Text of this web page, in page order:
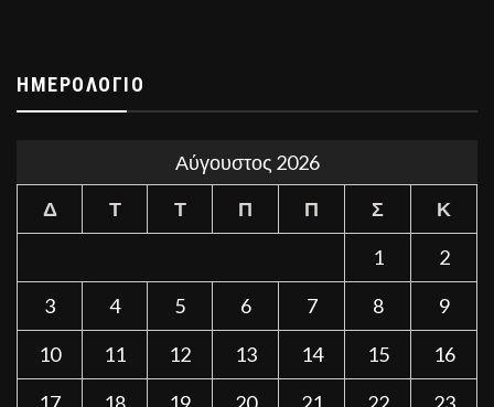
ΗΜΕΡΟΛΌΓΙΟ
Αύγουστος 2026
Δ
Τ Τ Π Π Σ
Κ
1
2
3
4 5 6 7 8
9
10
11 12 13 14 15
16